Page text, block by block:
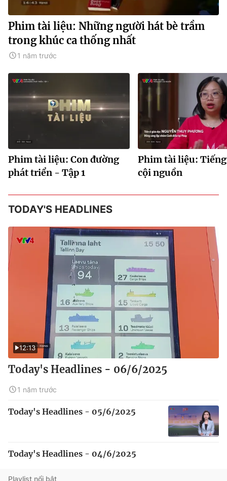
Phim tài liệu: Những người hát bè trầm
trong khúc ca thống nhất
1 năm trước
Phim tài liệu: Con đường
phát triển - Tập 1
Phim tài liệu:
cội nguồn
TODAY'S HEADLINES
12:13
Today's Headlines - 06/6/2025
1 năm trước
Today's Headlines - 05/6/2025
Today's Headlines - 04/6/2025
Playlist nổi bật